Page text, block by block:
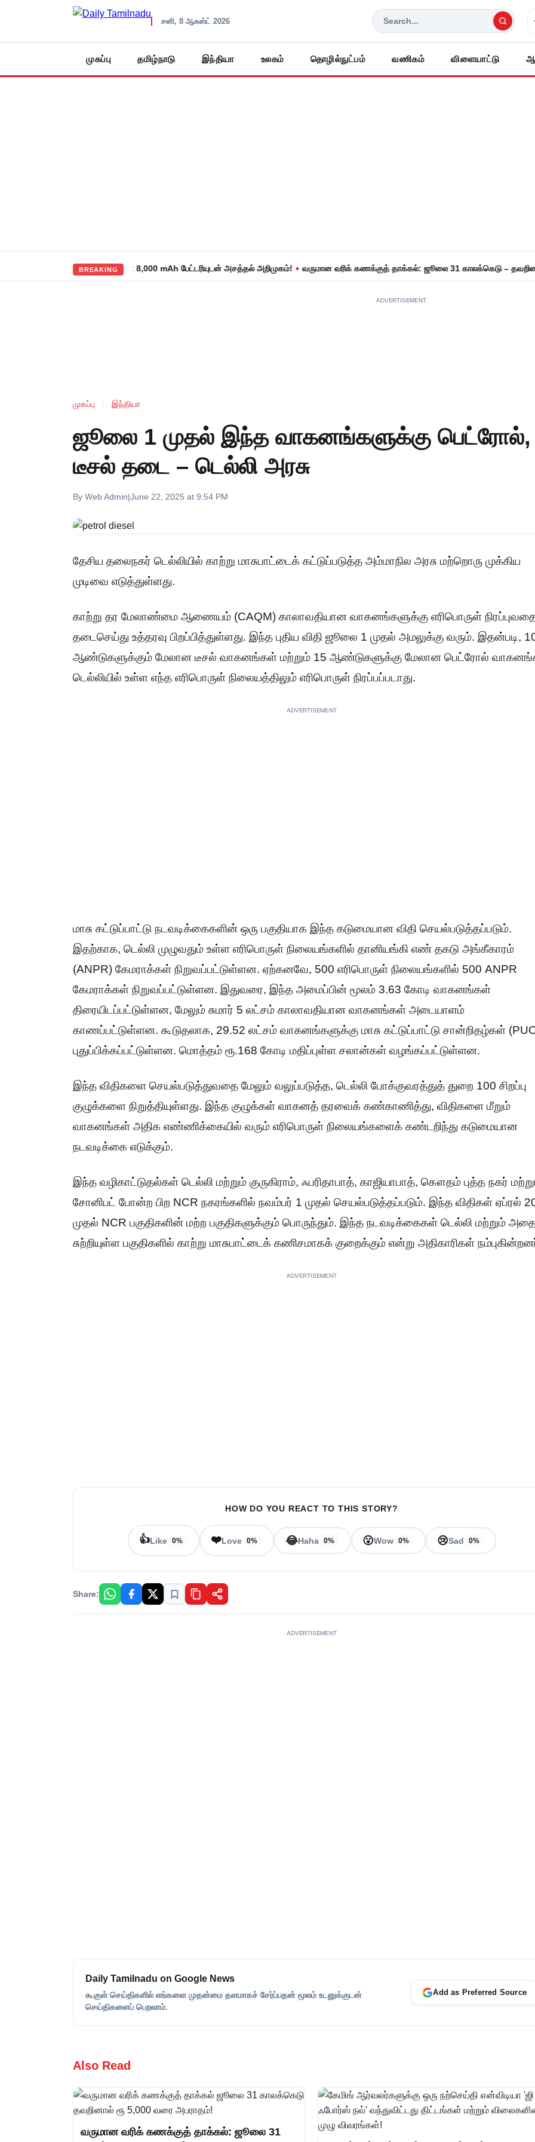
சனி, 8 ஆகஸ்ட் 2026
முகப்பு தமிழ்நாடு இந்தியா உலகம் தொழில்நுட்பம் வணிகம் விளையாட்டு
BREAKING
ரெட்மி நோட் 17 5ஜி: 8,000 mAh பேட்டரியுடன் அசத்தல் அறிமுகம்! • வருமான வரிக் கணக்குத் தாக்கல்: ஜூலை 31 காலக்கெடு – தவறினால்
ADVERTISEMENT
முகப்பு இந்தியா
ஜூலை 1 முதல் இந்த வாகனங்களுக்கு பெட்ரோல்,
டீசல் தடை – டெல்லி அரசு
By Web Admin|June 22, 2025 at 9:54 PM
தேசிய தலைநகர் டெல்லியில் காற்று மாசுபாட்டைக் கட்டுப்படுத்த அம்மாநில அரசு மற்றொரு முக்கிய
முடிவை எடுத்துள்ளது.
காற்று தர மேலாண்மை ஆணையம் (CAQM) காலாவதியான வாகனங்களுக்கு எரிபொருள்
தடைசெய்து உத்தரவு பிறப்பித்துள்ளது. இந்த புதிய விதி ஜூலை 1 முதல் அமலுக்கு வரும்.‌ இதன்படி,
ஆண்டுகளுக்கும் மேலான டீசல் வாகனங்கள் மற்றும் 15 ஆண்டுகளுக்கு மேலான பெட்ரோல்
டெல்லியில் உள்ள எந்த எரிபொருள் நிலையத்திலும் எரிபொருள் நிரப்பப்படாது.
ADVERTISEMENT
மாசு கட்டுப்பாட்டு நடவடிக்கைகளின் ஒரு பகுதியாக இந்த கடுமையான விதி செயல்படுத்தப்படும்.
இதற்காக, டெல்லி முழுவதும் உள்ள எரிபொருள் நிலையங்களில் தானியங்கி எண் தகடு அங்கீகாரம்
(ANPR) கேமராக்கள் நிறுவப்பட்டுள்ளன. ஏற்கனவே, 500 எரிபொருள் நிலையங்களில் 500 ANPR
கேமராக்கள் நிறுவப்பட்டுள்ளன. இதுவரை, இந்த அமைப்பின் மூலம் 3.63 கோடி வாகனங்கள்
திரையிடப்பட்டுள்ளன, மேலும் சுமார் 5 லட்சம் காலாவதியான வாகனங்கள் அடையாளம்
காணப்பட்டுள்ளன. கூடுதலாக, 29.52 லட்சம் வாகனங்களுக்கு மாசு கட்டுப்பாட்டு சான்றிதழ்கள்
புதுப்பிக்கப்பட்டுள்ளன. மொத்தம் ரூ.168 கோடி மதிப்புள்ள சலான்கள் வழங்கப்பட்டுள்ளன.
இந்த விதிகளை செயல்படுத்துவதை மேலும் வலுப்படுத்த, டெல்லி போக்குவரத்துத் துறை 100 சிறப்பு
குழுக்களை நிறுத்தியுள்ளது. இந்த குழுக்கள் வாகனத் தரவைக் கண்காணித்து, விதிகளை மீறும்
வாகனங்கள் அதிக எண்ணிக்கையில் வரும் எரிபொருள் நிலையங்களைக் கண்டறிந்து கடுமையான
நடவடிக்கை எடுக்கும்.
இந்த வழிகாட்டுதல்கள் டெல்லி மற்றும் குருகிராம், ஃபரிதாபாத், காஜியாபாத், கௌதம் புத்த நகர்
சோனிபட் போன்ற பிற NCR நகரங்களில் நவம்பர் 1 முதல் செயல்படுத்தப்படும். இந்த விதிகள் ஏப்ரல்
முதல் NCR பகுதிகளின் மற்ற பகுதிகளுக்கும் பொருந்தும். இந்த நடவடிக்கைகள் டெல்லி மற்றும்
சுற்றியுள்ள பகுதிகளில் காற்று மாசுபாட்டைக் கணிசமாகக் குறைக்கும் என்று அதிகாரிகள்
ADVERTISEMENT
HOW DO YOU REACT TO THIS STORY?
👍Like 0% ❤️Love 0% 😂Haha 0% 😮Wow 0% 😢Sad 0%
Share:
ADVERTISEMENT
Daily Tamilnadu on Google News
கூகுள் செய்திகளில் எங்களை முதன்மை தளமாகச் சேர்ப்பதன் மூலம் உடனுக்குடன்
செய்திகளைப் பெறலாம்.
Add as Preferred Source
Also Read
வருமான வரிக் கணக்குத் தாக்கல்: ஜூலை 31